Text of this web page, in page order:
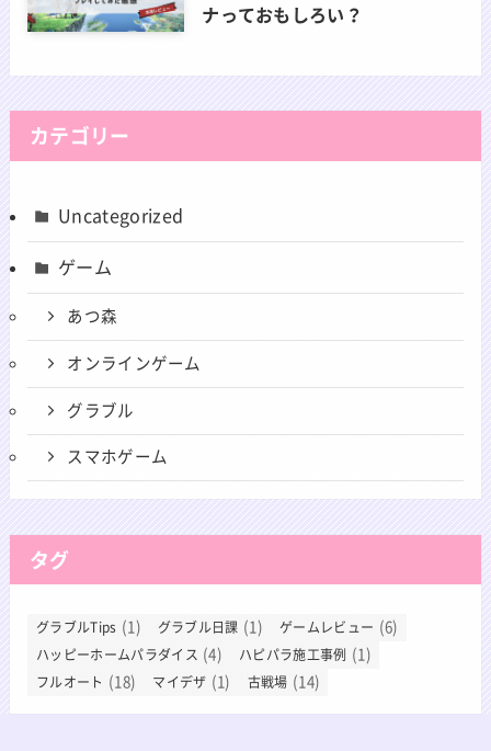
ナっておもしろい？
カテゴリー
Uncategorized
ゲーム
あつ森
オンラインゲーム
グラブル
スマホゲーム
タグ
グラブルTips (1) グラブル日課 (1) ゲームレビュー (6)
ハッピーホームパラダイス (4) ハピパラ施工事例 (1)
フルオート (18) マイデザ (1) 古戦場 (14)